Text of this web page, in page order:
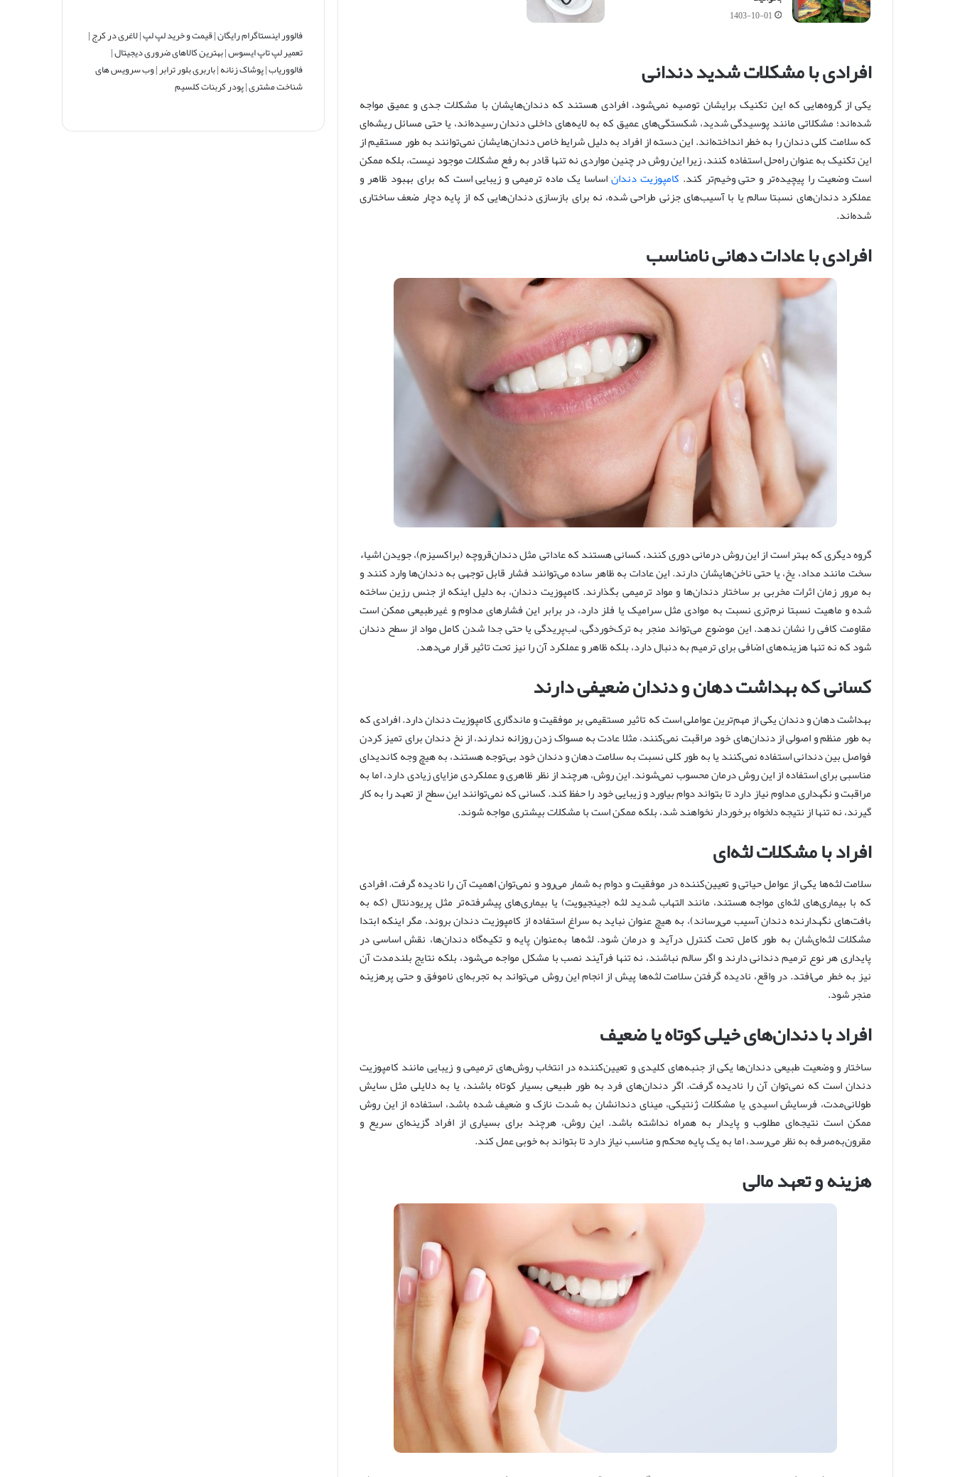
1403-10-01
افرادی با مشکلات شدید دندانی
یکی از گروه‌هایی که این تکنیک برایشان توصیه نمی‌شود، افرادی هستند که دندان‌هایشان با مشکلات جدی و عمیق مواجه
شده‌اند؛ مشکلاتی مانند پوسیدگی شدید، شکستگی‌های عمیق که به لایه‌های داخلی دندان رسیده‌اند، یا حتی مسائل ریشه‌ای
که سلامت کلی دندان را به خطر انداخته‌اند. این دسته از افراد به دلیل شرایط خاص دندان‌هایشان نمی‌توانند به طور مستقیم از
این تکنیک به عنوان راه‌حل استفاده کنند، زیرا این روش در چنین مواردی نه تنها قادر به رفع مشکلات موجود نیست، بلکه ممکن
است وضعیت را پیچیده‌تر و حتی وخیم‌تر کند. کامپوزیت دنداناساسا یک ماده ترمیمی و زیبایی است که برای بهبود ظاهر و
عملکرد دندان‌های نسبتا سالم یا با آسیب‌های جزئی طراحی شده، نه برای بازسازی دندان‌هایی که از پایه دچار ضعف ساختاری
شده‌اند.
افرادی با عادات دهانی نامناسب
گروه دیگری که بهتر است از این روش درمانی دوری کنند، کسانی هستند که عاداتی مثل دندان‌قروچه (براکسیزم)، جویدن اشیاء
سخت مانند مداد، یخ، یا حتی ناخن‌هایشان دارند. این عادات به ظاهر ساده می‌توانند فشار قابل توجهی به دندان‌ها وارد کنند و
به مرور زمان اثرات مخربی بر ساختار دندان‌ها و مواد ترمیمی بگذارند. کامپوزیت دندان، به دلیل اینکه از جنس رزین ساخته
شده و ماهیت نسبتا نرم‌تری نسبت به موادی مثل سرامیک یا فلز دارد، در برابر این فشارهای مداوم و غیرطبیعی ممکن است
مقاومت کافی را نشان ندهد. این موضوع می‌تواند منجر به ترک‌خوردگی، لب‌پریدگی یا حتی جدا شدن کامل مواد از سطح دندان
شود که نه تنها هزینه‌های اضافی برای ترمیم به دنبال دارد، بلکه ظاهر و عملکرد آن را نیز تحت تاثیر قرار می‌دهد.
کسانی که بهداشت دهان و دندان ضعیفی دارند
بهداشت دهان و دندان یکی از مهم‌ترین عواملی است که تاثیر مستقیمی بر موفقیت و ماندگاری کامپوزیت دندان دارد. افرادی که
به طور منظم و اصولی از دندان‌های خود مراقبت نمی‌کنند، مثلا عادت به مسواک زدن روزانه ندارند، از نخ دندان برای تمیز کردن
فواصل بین دندانی استفاده نمی‌کنند یا به طور کلی نسبت به سلامت دهان و دندان خود بی‌توجه هستند، به هیچ وجه کاندیدای
مناسبی برای استفاده از این روش درمان محسوب نمی‌شوند. این روش، هرچند از نظر ظاهری و عملکردی مزایای زیادی دارد، اما به
مراقبت و نگهداری مداوم نیاز دارد تا بتواند دوام بیاورد و زیبایی خود را حفظ کند. کسانی که نمی‌توانند این سطح از تعهد را به کار
گیرند، نه تنها از نتیجه دلخواه برخوردار نخواهند شد، بلکه ممکن است با مشکلات بیشتری مواجه شوند.
افراد با مشکلات لثه‌ای
سلامت لثه‌ها یکی از عوامل حیاتی و تعیین‌کننده در موفقیت و دوام به شمار می‌رود و نمی‌توان اهمیت آن را نادیده گرفت. افرادی
که با بیماری‌های لثه‌ای مواجه هستند، مانند التهاب شدید لثه (جینجیویت) یا بیماری‌های پیشرفته‌تر مثل پریودنتال (که به
بافت‌های نگهدارنده دندان آسیب می‌رساند)، به هیچ عنوان نباید به سراغ استفاده از کامپوزیت دندان بروند، مگر اینکه ابتدا
مشکلات لثه‌ای‌شان به طور کامل تحت کنترل درآید و درمان شود. لثه‌ها به‌عنوان پایه و تکیه‌گاه دندان‌ها، نقش اساسی در
پایداری هر نوع ترمیم دندانی دارند و اگر سالم نباشند، نه تنها فرآیند نصب با مشکل مواجه می‌شود، بلکه نتایج بلندمدت آن
نیز به خطر می‌افتد. در واقع، نادیده گرفتن سلامت لثه‌ها پیش از انجام این روش می‌تواند به تجربه‌ای ناموفق و حتی پرهزینه
منجر شود.
افراد با دندان‌های خیلی کوتاه یا ضعیف
ساختار و وضعیت طبیعی دندان‌ها یکی از جنبه‌های کلیدی و تعیین‌کننده در انتخاب روش‌های ترمیمی و زیبایی مانند کامپوزیت
دندان است که نمی‌توان آن را نادیده گرفت. اگر دندان‌های فرد به طور طبیعی بسیار کوتاه باشند، یا به دلایلی مثل سایش
طولانی‌مدت، فرسایش اسیدی یا مشکلات ژنتیکی، مینای دندانشان به شدت نازک و ضعیف شده باشد، استفاده از این روش
ممکن است نتیجه‌ای مطلوب و پایدار به همراه نداشته باشد. این روش، هرچند برای بسیاری از افراد گزینه‌ای سریع و
مقرون‌به‌صرفه به نظر می‌رسد، اما به یک پایه محکم و مناسب نیاز دارد تا بتواند به خوبی عمل کند.
هزینه و تعهد مالی
فالوور اینستاگرام رایگان|قیمت و خرید لپ لپ|لاغری در کرج|
تعمیر لپ تاپ ایسوس|بهترین کالاهای ضروری دیجیتال|
فالووریاب|پوشاک زنانه|باربری بلور ترابر|وب سرویس های
شناخت مشتری|پودر کربنات کلسیم